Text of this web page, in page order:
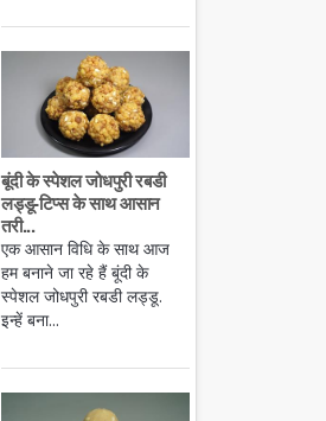
बूंदी के स्पेशल जोधपुरी रबडी
लड्डू-टिप्स के साथ आसान
तरी...
एक आसान विधि के साथ आज
हम बनाने जा रहे हैं बूंदी के
स्पेशल जोधपुरी रबडी लड्डू.
इन्हें बना...